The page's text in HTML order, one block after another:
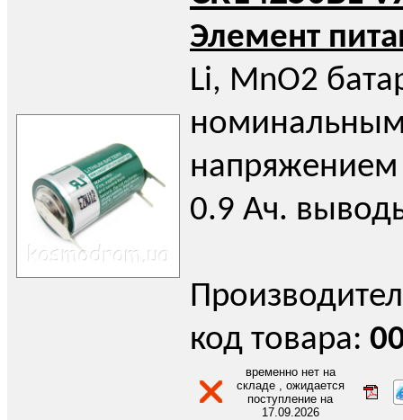
Элемент
Li, MnO2
0.9 Ач.
код товара:
временно нет на
складе , ожидается
поступление на
17.09.2026